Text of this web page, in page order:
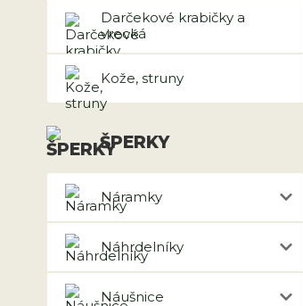
Darčekové krabičky a
vrecká
Kože, struny
ŠPERKY
Náramky
Náhrdelníky
Náušnice